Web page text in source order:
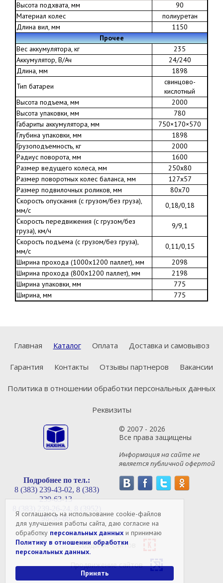
Я соглашаюсь на использование cookie-файлов
для улучшения работы сайта, даю согласие на
обработку персональных данных и принимаю
Политику в отношении обработки
персональных данных.
Принять
Высота подхвата, мм
90
Материал колес
полиуретан
Длина вил, мм
1150
Прочее
Вес аккумулятора, кг
235
Аккумулятор, В/Ач
24/240
Длина, мм
1898
Тип батареи
свинцово-
кислотный
Высота подъема, мм
2000
Высота упаковки, мм
780
Габариты аккумулятора, мм
750×170×570
Глубина упаковки, мм
1898
Грузоподъемность, кг
2000
Радиус поворота, мм
1600
Размер ведущего колеса, мм
250х80
Размер поворотных колес баланса, мм
127х57
Размер подвилочных роликов, мм
80х70
Скорость опускания (с грузом/без груза),
мм/с
0,18/0,18
Скорость передвижения (с грузом/без
груза), км/ч
9/9,1
Скорость подъема (с грузом/без груза),
мм/с
0,11/0,15
Ширина прохода (1000х1200 паллет), мм
2098
Ширина прохода (800х1200 паллет), мм
2198
Ширина упаковки, мм
775
Ширина, мм
775
Главная Каталог Оплата Доставка и самовывоз
Гарантия Контакты Отзывы партнеров Вакансии
Политика в отношении обработки персональных данных
Реквизиты
© 2007 - 2026
Все права защищены
Информация на сайте не
является публичной офертой
Подробнее по тел.:
8 (383) 239-43-02, 8 (383)
239-63-13
98-36-86
Создание сайтов
Продвижение сайтов